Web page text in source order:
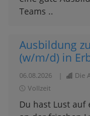
Teams ..
Ausbildung
(w/m/d) in
06.08.2026 Die
Vollzeit
Du hast Lust